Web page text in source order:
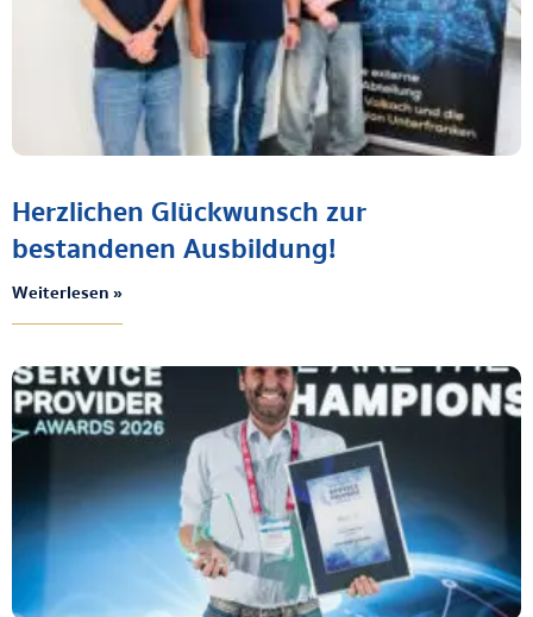
Herzlichen Glückwunsch zur
bestandenen Ausbildung!
Weiterlesen »